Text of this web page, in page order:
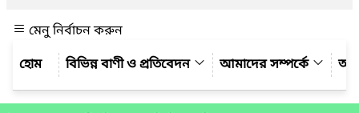
মেনু নির্বাচন করুন
বিভিন্ন বাণী ও প্রতিবেদন
আমাদের সম্পর্কে